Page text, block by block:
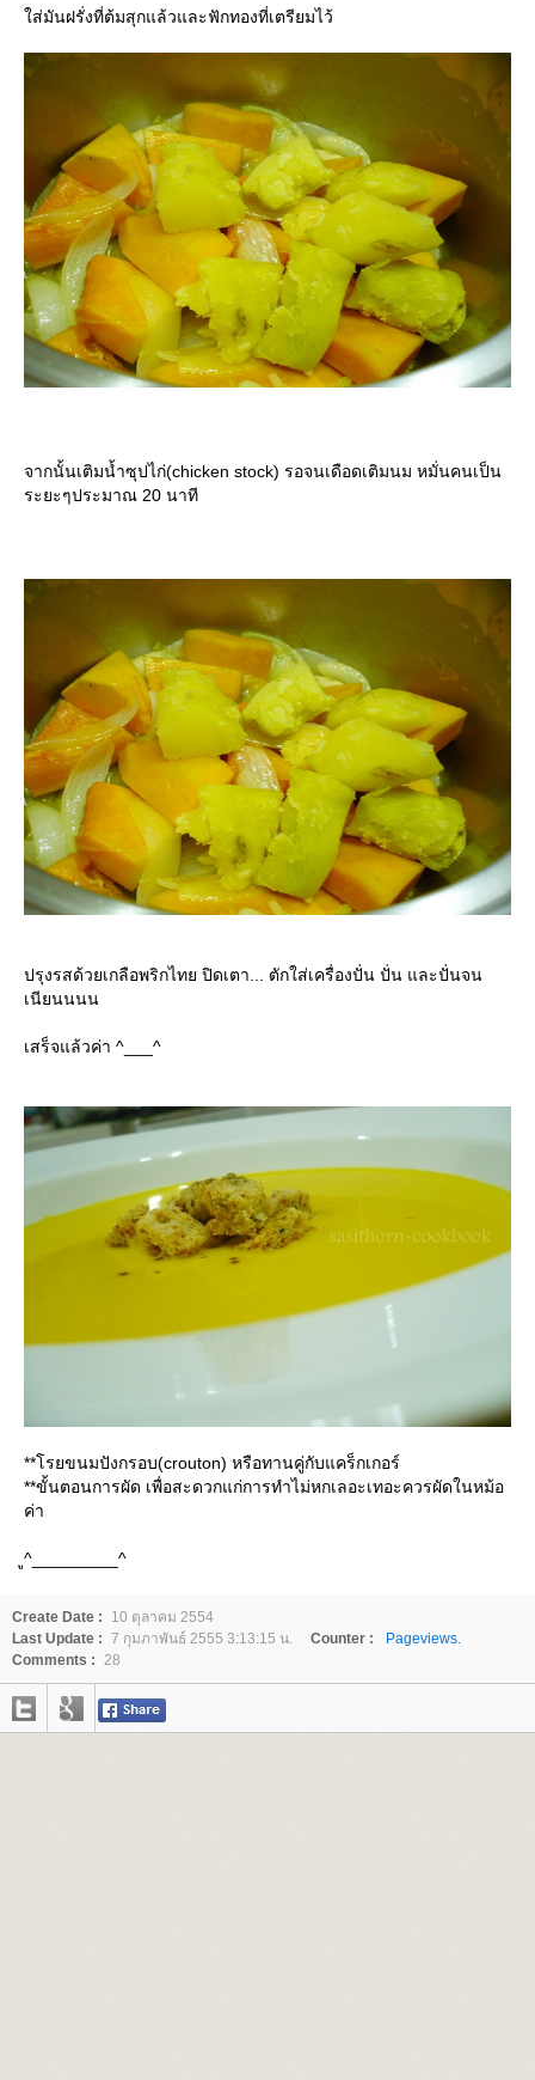
ส่มันฝรั่งที่ต้มสุกแล้วและฟักทองที่เตรียมไว้
จากนั้นเติมน้ำซุปไก่(chicken stock) รอจนเดือดเติมนม หมั่นคนเป็น
ระยะๆประมาณ 20 นาที
ปรุงรสด้วยเกลือพริกไทย ปิดเตา... ตักใส่เครื่องปั่น ปั่น และปั่นจน
เนียนนนน
เสร็จแล้วค่า ^___^
**โรยขนมปังกรอบ(crouton) หรือทานคู่กับแคร็กเกอร์
**ขั้นตอนการผัด เพื่อสะดวกแก่การทำไม่หกเลอะเทอะควรผัดในหม้อ
ค่า
ู^_________^
Create Date :
10 ตุลาคม 2554
Last Update : 7 กุมภาพันธ์ 2555 3:13:15 น. Counter :
Pageviews.
Comments : 28